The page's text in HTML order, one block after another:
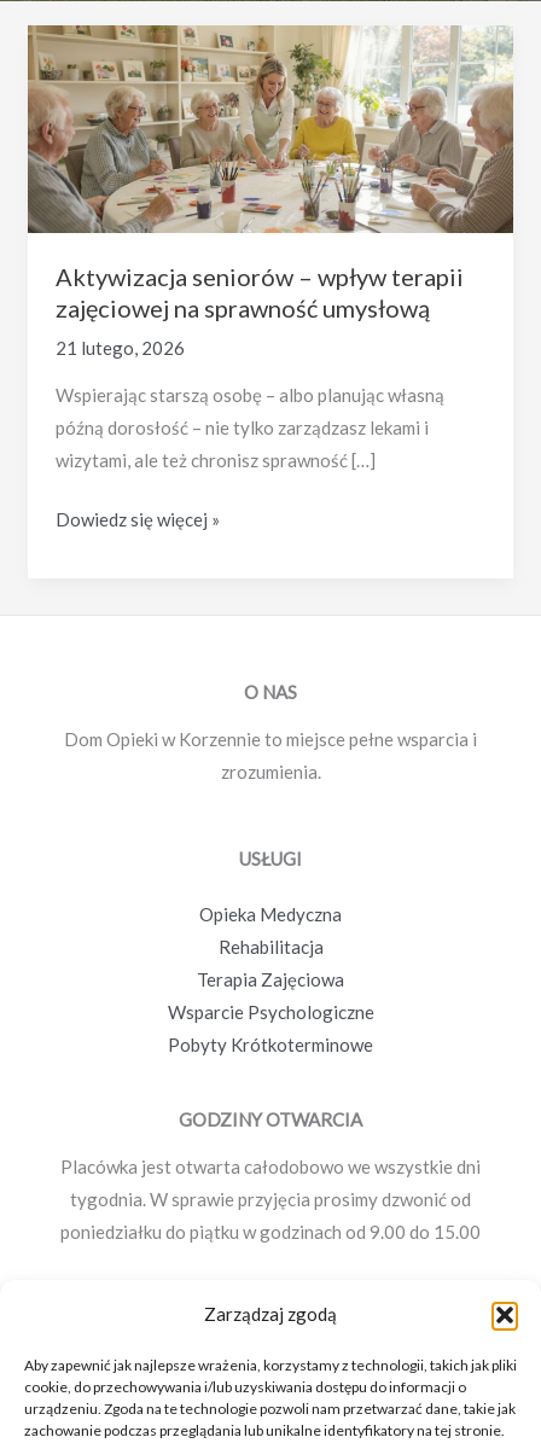
Zarządzaj zgodą
Aby zapewnić jak najlepsze wrażenia, korzystamy z technologii, takich jak pliki
cookie, do przechowywania i/lub uzyskiwania dostępu do informacji o
urządzeniu. Zgoda na te technologie pozwoli nam przetwarzać dane, takie jak
zachowanie podczas przeglądania lub unikalne identyfikatory na tej stronie.
Aktywizacja seniorów – wpływ terapii
zajęciowej na sprawność umysłową
21 lutego, 2026
Wspierając starszą osobę – albo planując własną
późną dorosłość – nie tylko zarządzasz lekami i
wizytami, ale też chronisz sprawność […]
Aktywizacja
wpływ
sprawność
Dowiedz się więcej »
O NAS
Dom Opieki w Korzennie to miejsce pełne wsparcia i
zrozumienia.
USŁUGI
Opieka Medyczna
Rehabilitacja
Terapia Zajęciowa
Wsparcie Psychologiczne
Pobyty Krótkoterminowe
GODZINY OTWARCIA
Placówka jest otwarta całodobowo we wszystkie dni
tygodnia. W sprawie przyjęcia prosimy dzwonić od
poniedziałku do piątku w godzinach od 9.00 do 15.00
Korzenno 42, 26-035 Korzenno
(+48)883 888 625